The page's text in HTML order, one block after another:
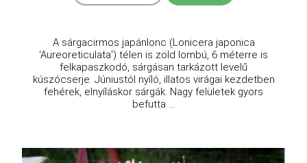
A sárgacirmos japánlonc (Lonicera japonica
'Aureoreticulata') télen is zöld lombú, 6 méterre is
felkapaszkodó, sárgásan tarkázott levelű
kúszócserje. Júniustól nyíló, illatos virágai kezdetben
fehérek, elnyíláskor sárgák. Nagy felületek gyors
befutta ...